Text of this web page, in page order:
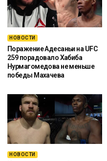
НОВОСТИ
Поражение Адесаньи на UFC
259 порадовало Хабиба
Нурмагомедова не меньше
победы Махачева
НОВОСТИ